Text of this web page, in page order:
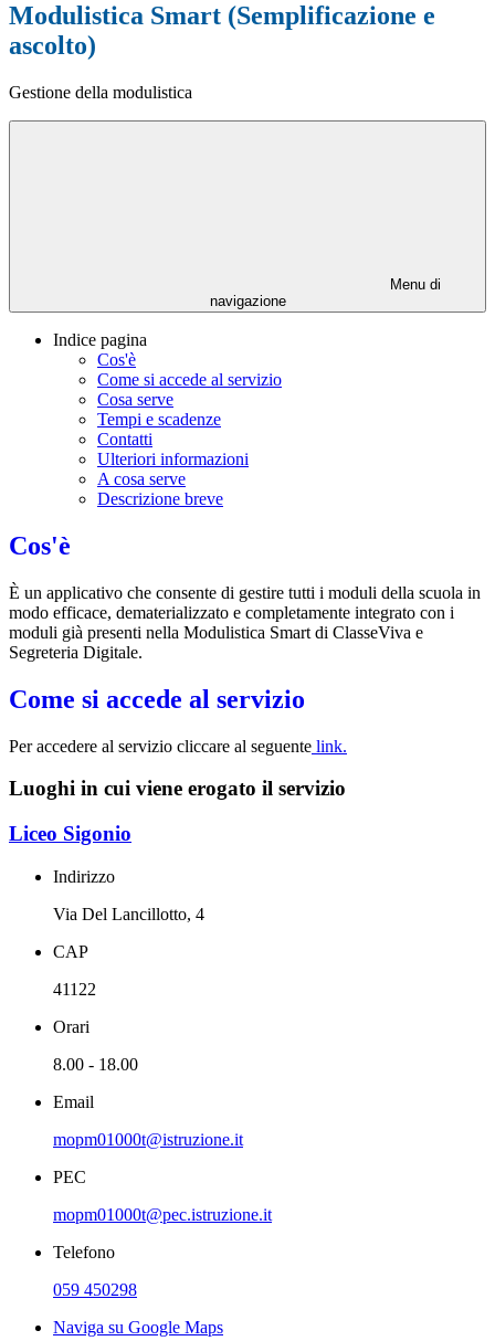
Modulistica Smart (Semplificazione e
ascolto)
Gestione della modulistica
Menu di
navigazione
Indice pagina
Cos'è
Come si accede al servizio
Cosa serve
Tempi e scadenze
Contatti
Ulteriori informazioni
A cosa serve
Descrizione breve
Cos'è
È un applicativo che consente di gestire tutti i moduli della scuola in
modo efficace, dematerializzato e completamente integrato con i
moduli già presenti nella Modulistica Smart di ClasseViva e
Segreteria Digitale.
Come si accede al servizio
Per accedere al servizio cliccare al seguente link.
Luoghi in cui viene erogato il servizio
Liceo Sigonio
Indirizzo
Via Del Lancillotto, 4
CAP
41122
Orari
8.00 - 18.00
Email
mopm01000t@istruzione.it
PEC
mopm01000t@pec.istruzione.it
Telefono
059 450298
Naviga su Google Maps